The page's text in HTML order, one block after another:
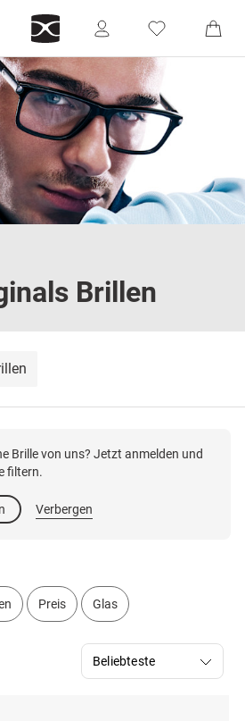
Brillen
Brille von uns? Jetzt anmelden und
filtern.
Verbergen
Preis Glas